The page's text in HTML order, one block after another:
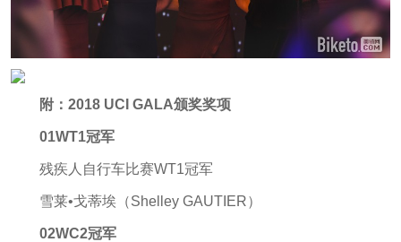
附：2018 UCI GALA颁奖奖项
01WT1冠军
残疾人自行车比赛WT1冠军
雪莱•戈蒂埃（Shelley GAUTIER）
02WC2冠军